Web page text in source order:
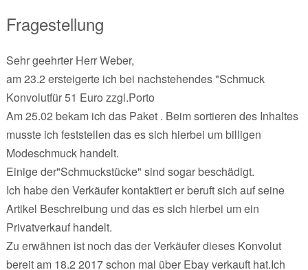
Fragestellung
Sehr geehrter Herr Weber,
am 23.2 ersteigerte ich bei nachstehendes "Schmuck
Konvolutfür 51 Euro zzgl.Porto
Am 25.02 bekam ich das Paket . Beim sortieren des Inhaltes
musste ich feststellen das es sich hierbei um billigen
Modeschmuck handelt.
Einige der"Schmuckstücke" sind sogar beschädigt.
Ich habe den Verkäufer kontaktiert er beruft sich auf seine
Artikel Beschreibung und das es sich hierbei um ein
Privatverkauf handelt.
Zu erwähnen ist noch das der Verkäufer dieses Konvolut
bereit am 18.2 2017 schon mal über Ebay verkauft hat.Ich